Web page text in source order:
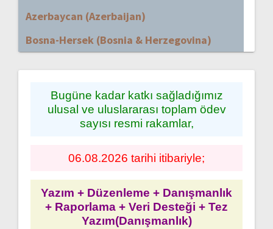
Azerbaycan (Azerbaijan)
Bosna-Hersek (Bosnia & Herzegovina)
Bugüne kadar katkı sağladığımız
ulusal ve uluslararası toplam ödev
sayısı resmi rakamlar,
06.08.2026 tarihi itibariyle;
Yazım + Düzenleme + Danışmanlık
+ Raporlama + Veri Desteği + Tez
Yazım(Danışmanlık)